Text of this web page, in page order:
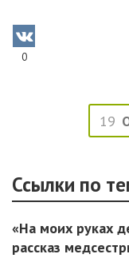
0
19
Ссылки по
«На моих руках
рассказ